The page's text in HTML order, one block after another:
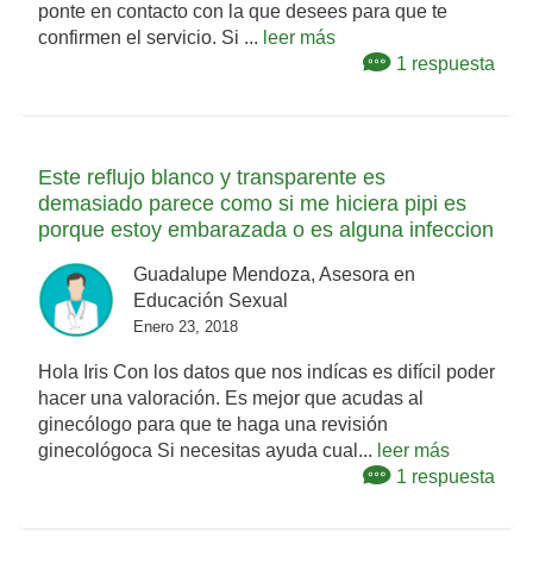
ponte en contacto con la que desees para que te
confirmen el servicio. Si ... leer más
1 respuesta
Este reflujo blanco y transparente es
demasiado parece como si me hiciera pipi es
porque estoy embarazada o es alguna infeccion
Guadalupe Mendoza, Asesora en
Educación Sexual
Enero 23, 2018
Hola Iris Con los datos que nos indícas es difícil poder
hacer una valoración. Es mejor que acudas al
ginecólogo para que te haga una revisión
ginecológoca Si necesitas ayuda cual... leer más
1 respuesta